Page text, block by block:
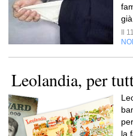
Il
Leolandia, per
la